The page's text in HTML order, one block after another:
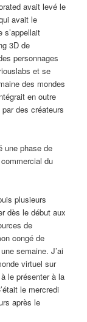
avait levé le
avait le
s’appellait
3D de
personnages
et se
des mondes
en outre
des créateurs
une phase de
du
plusieurs
dès le début aux
de
congé de
semaine. J’ai
virtuel sur
le présenter à la
le mercredi
après le